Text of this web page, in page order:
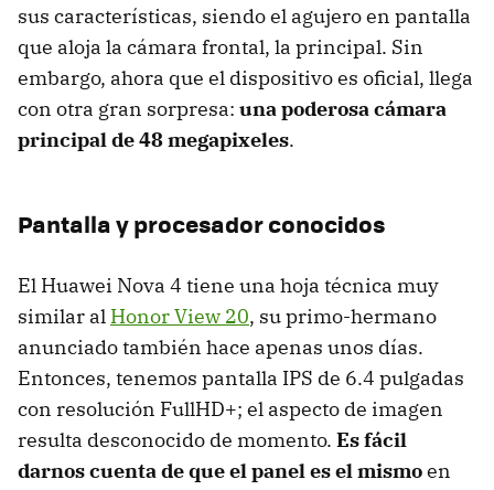
sus características, siendo el agujero en pantalla
que aloja la cámara frontal, la principal. Sin
embargo, ahora que el dispositivo es oficial, llega
con otra gran sorpresa: una poderosa cámara
principal de 48 megapixeles.
Pantalla y procesador conocidos
El Huawei Nova 4 tiene una hoja técnica muy
similar al Honor View 20, su primo-hermano
anunciado también hace apenas unos días.
Entonces, tenemos pantalla IPS de 6.4 pulgadas
con resolución FullHD+; el aspecto de imagen
resulta desconocido de momento. Es fácil
darnos cuenta de que el panel es el mismoen